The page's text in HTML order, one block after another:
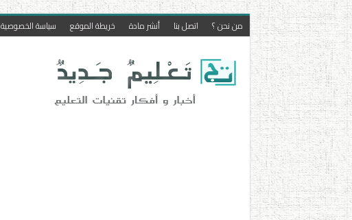
من نحن ؟ اتصل بنا أنشر مادة خريطة الموقع سياسة الخصوصية